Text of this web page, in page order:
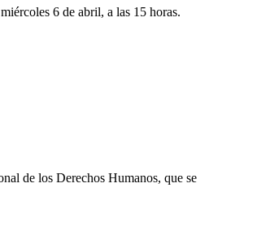
6 de abril, a las 15 horas.
de los Derechos Humanos, que se